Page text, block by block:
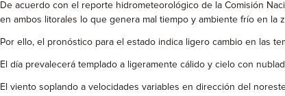
De acuerdo con el reporte hidrometeorológico de la Comisión
en ambos litorales lo que genera mal tiempo y ambiente frío en la
Por ello, el pronóstico para el estado indica ligero cambio en las
El día prevalecerá templado a ligeramente cálido y cielo con
El viento soplando a velocidades variables en dirección del